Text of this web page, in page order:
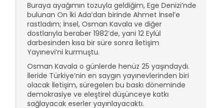
Buraya ayağımın tozuyla geldiğim, Ege Denizi’nde
bulunan On İki Ada’dan birinde Ahmet İnsel’e
rastladım; İnsel, Osman Kavala ve diğer
dostlarıyla beraber 1982’de, yani 12 Eylül
darbesinden kısa bir süre sonra İletişim
Yayınevi’ni kurmuştu.
Osman Kavala o günlerde henüz 25 yaşındaydı.
İleride Türkiye’nin en saygın yayınevlerinden biri
olacak İletişim, süregelen bu baskı döneminde
demokrasiye ve eleştirel düşünceye katkı
sağlayacak eserler yayınlayacaktı.